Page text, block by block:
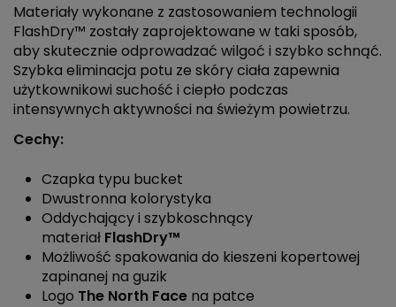
Materiały wykonane z zastosowaniem technologii
FlashDry™ zostały zaprojektowane w taki sposób,
aby skutecznie odprowadzać wilgoć i szybko schnąć.
Szybka eliminacja potu ze skóry ciała zapewnia
użytkownikowi suchość i ciepło podczas
intensywnych aktywności na świeżym powietrzu.
Cechy:
Czapka typu bucket
Dwustronna kolorystyka
Oddychający i szybkoschnący
materiał FlashDry™
Możliwość spakowania do kieszeni kopertowej
zapinanej na guzik
Logo The North Face na patce